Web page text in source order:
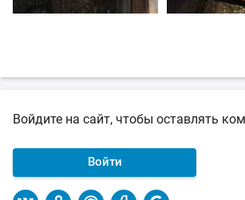
Войдите на сайт, чтобы оставлять
Войти